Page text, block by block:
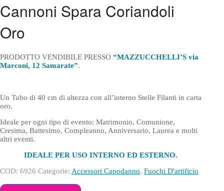
Cannoni Spara Coriandoli
Oro
PRODOTTO VENDIBILE PRESSO “MAZZUCCHELLI’S via
Marconi, 12 Samarate”.
Un Tubo di 40 cm di altezza con all’interno Stelle Filanti in carta
oro.
Ideale per ogni tipo di evento: Matrimonio, Comunione,
Cresima, Battesimo, Compleanno, Anniversario, Laurea e molti
altri eventi.
IDEALE PER USO INTERNO ED ESTERNO.
COD: 6926 Categorie: Accessori Capodanno, Fuochi D'artificio